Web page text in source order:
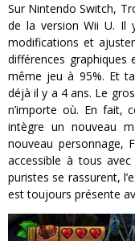
Sur Nintendo Switch,
de la version Wii U. Il
modifications et
différences graphiques
même jeu à 95%. Et
déjà il y a 4 ans. Le
n’importe où. En fait,
intègre un nouveau
nouveau personnage,
accessible à tous
puristes se rassurent,
est toujours présente